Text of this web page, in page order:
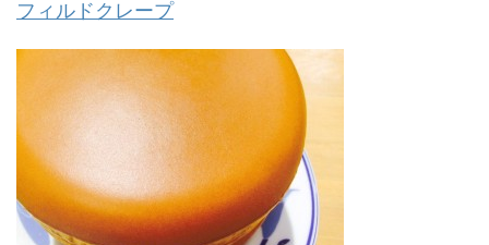
フィルドクレープ